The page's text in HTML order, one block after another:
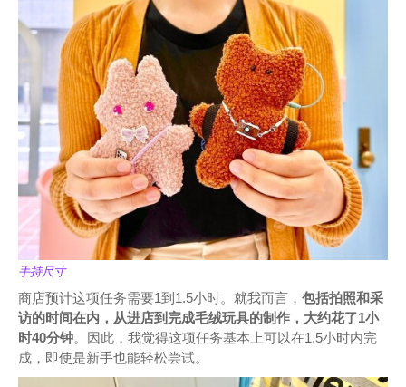
手持尺寸
商店预计这项任务需要1到1.5小时。就我而言， 包括拍照和采
访的时间在内，从进店到完成毛绒玩具的制作，大约花了1小
时40分钟。因此，我觉得这项任务基本上可以在1.5小时内完
成，即使是新手也能轻松尝试。